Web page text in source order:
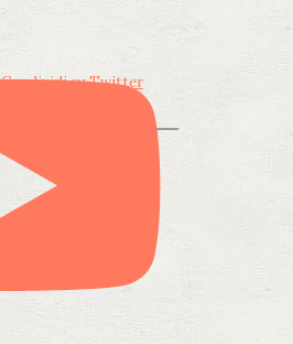
Condividi su Twitter